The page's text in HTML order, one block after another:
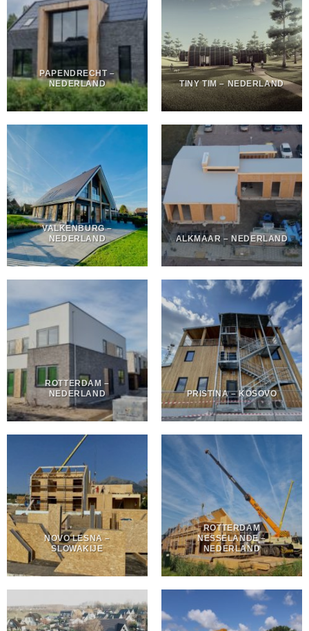
PAPENDRECHT –
NEDERLAND
TINY TIM – NEDERLAND
VALKENBURG –
NEDERLAND
ALKMAAR – NEDERLAND
ROTTERDAM –
NEDERLAND
PRISTINA – KOSOVO
NOVO LESNA –
SLOWAKIJE
ROTTERDAM
NESSELANDE –
NEDERLAND